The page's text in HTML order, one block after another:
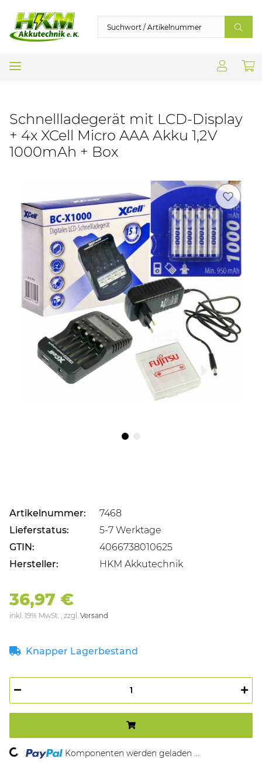
Schnellladegerät mit LCD-Display
+ 4x XCell Micro AAA Akku 1,2V
1000mAh + Box
Artikelnummer:
7468
Lieferstatus:
5-7 Werktage
GTIN:
4066738010625
Hersteller:
HKM Akkutechnik
36,97 €
inkl. 19% MwSt. , zzgl. Versand
Knapper Lagerbestand
Komponenten werden geladen ...